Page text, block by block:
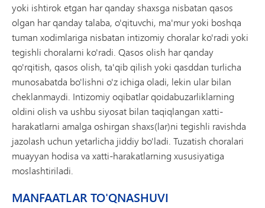
yoki ishtirok etgan har qanday shaxsga nisbatan qasos
olgan har qanday talaba, o'qituvchi, ma'mur yoki boshqa
tuman xodimlariga nisbatan intizomiy choralar ko'radi yoki
tegishli choralarni ko'radi. Qasos olish har qanday
qo'rqitish, qasos olish, ta'qib qilish yoki qasddan turlicha
munosabatda bo'lishni o'z ichiga oladi, lekin ular bilan
cheklanmaydi. Intizomiy oqibatlar qoidabuzarliklarning
oldini olish va ushbu siyosat bilan taqiqlangan xatti-
harakatlarni amalga oshirgan shaxs(lar)ni tegishli ravishda
jazolash uchun yetarlicha jiddiy bo'ladi. Tuzatish choralari
muayyan hodisa va xatti-harakatlarning xususiyatiga
moslashtiriladi.
MANFAATLAR TO'QNASHUVI